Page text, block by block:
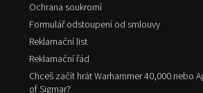
Ochrana soukromí
Formulář odstoupení od smlouvy
Reklamační list
Reklamační řád
Chceš začít hrát Warhammer 40,000 nebo
of Sigmar?